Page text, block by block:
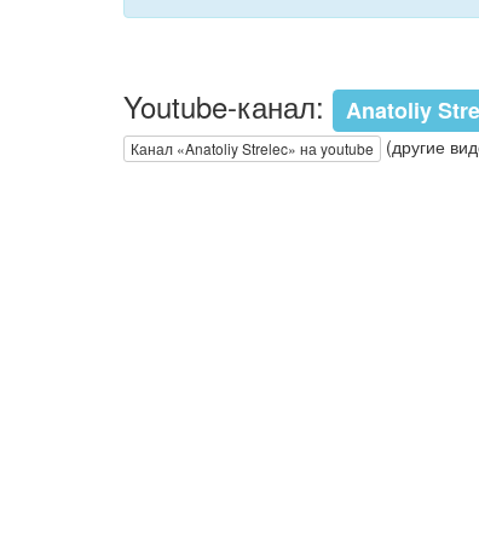
Youtube-канал: Anatoliy
Канал «Anatoliy Strelec» на youtube (другие